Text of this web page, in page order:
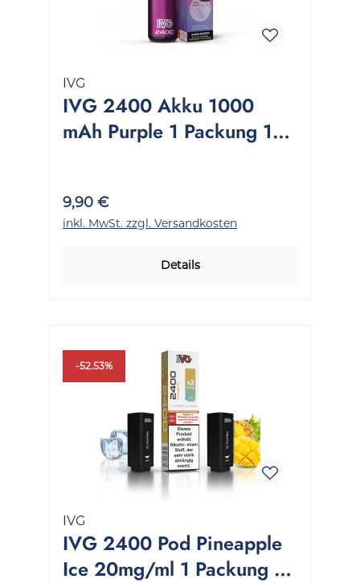
IVG
IVG 2400 Akku 1000
mAh Purple 1 Packung 1
9,90 €
inkl. MwSt. zzgl. Versandkosten
Details
-52.53%
IVG
IVG 2400 Pod Pineapple
Ice 20mg/ml 1 Packung 2